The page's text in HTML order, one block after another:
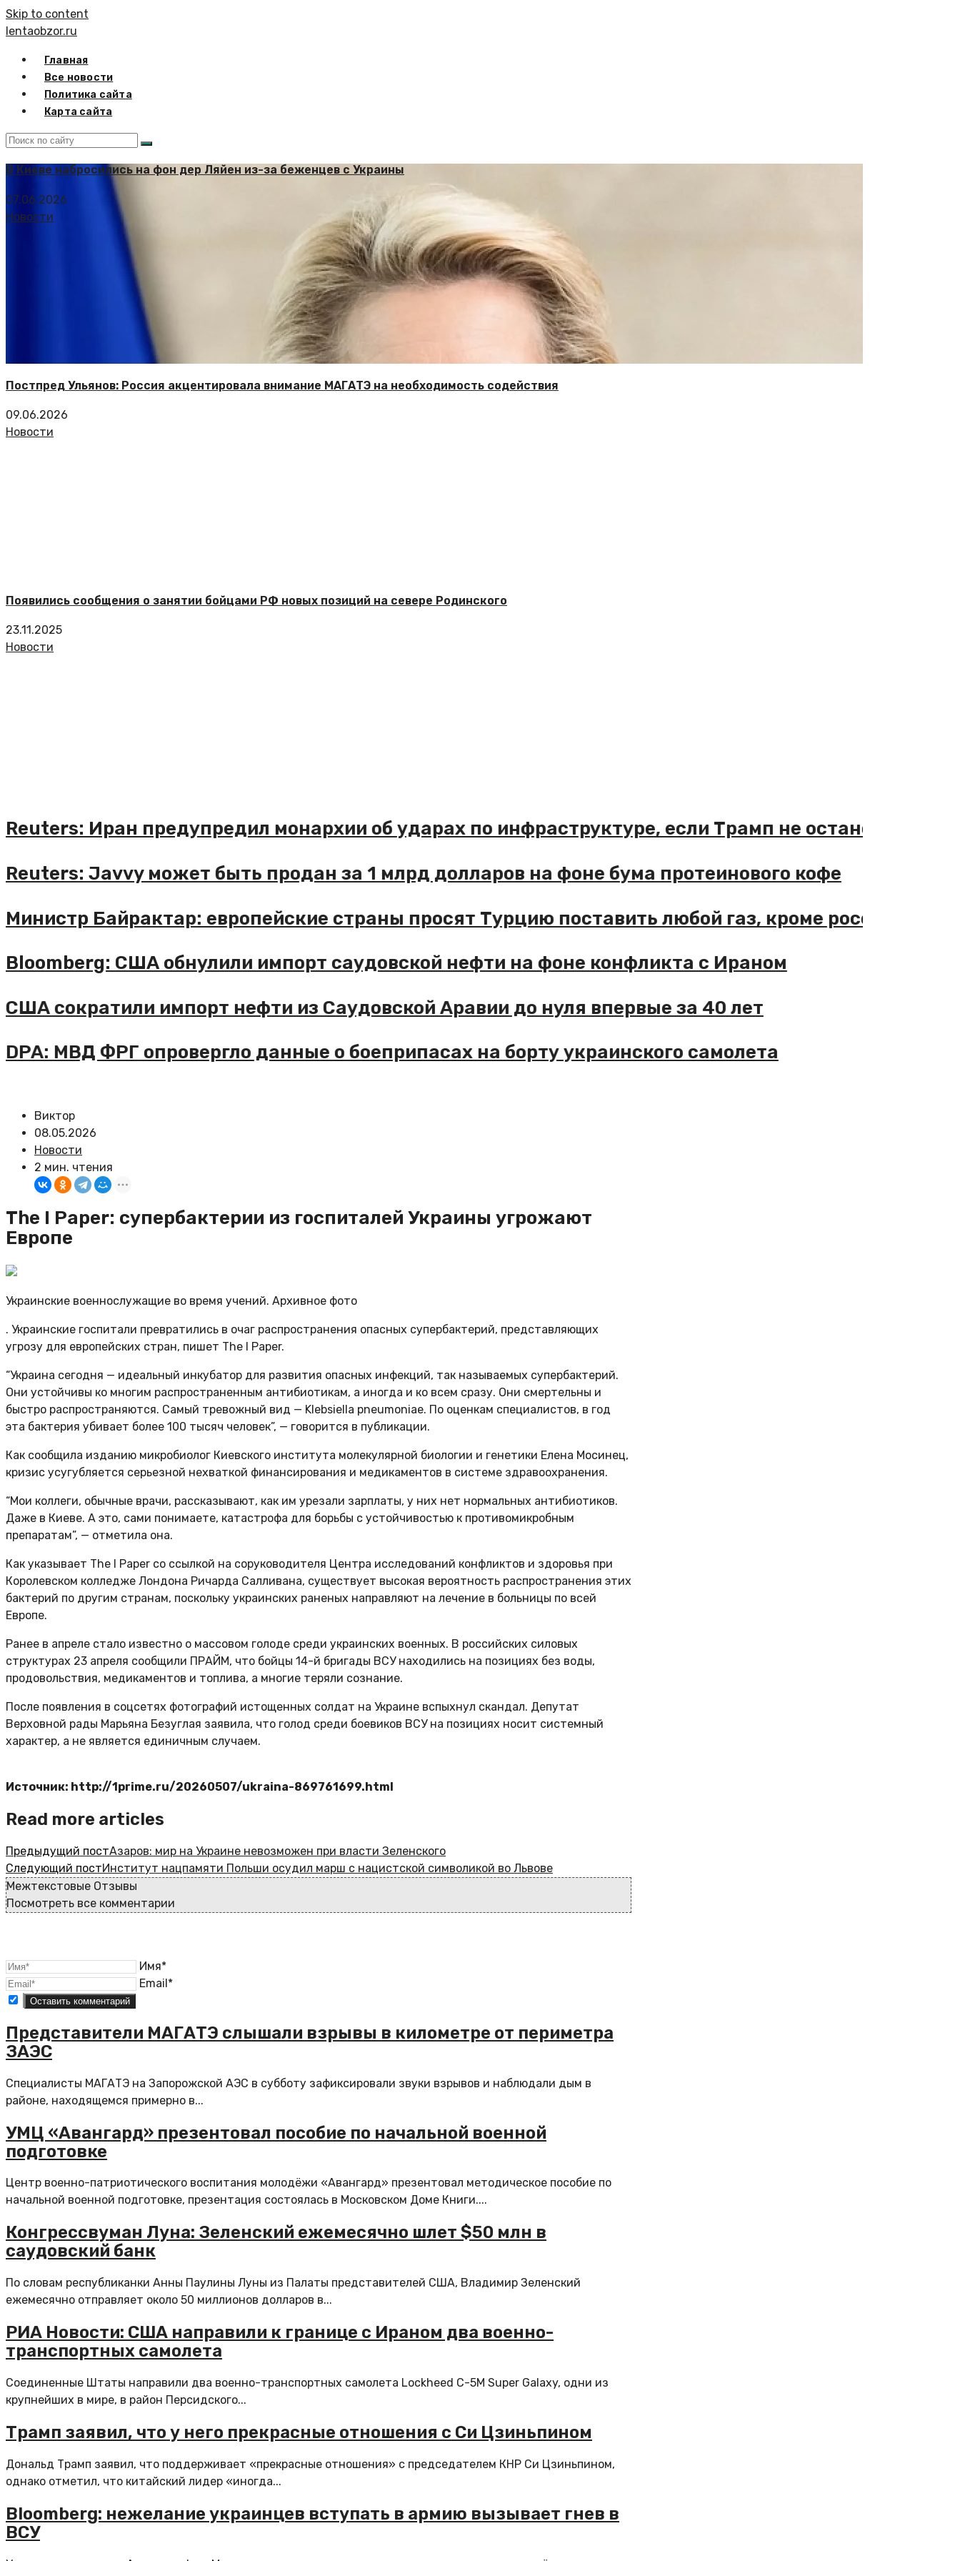
Skip to content
lentaobzor.ru
Главная
Все новости
Политика сайта
Карта сайта
В Киеве набросились на фон дер Ляйен из-за беженцев с Украины
07.06.2026
Новости
Постпред Ульянов: Россия акцентировала внимание МАГАТЭ на необходимость содействия
09.06.2026
Новости
Появились сообщения о занятии бойцами РФ новых позиций на севере Родинского
23.11.2025
Новости
Иран предупредил монархии об ударах по инфраструктуре, если Трамп не остановится
Javvy может быть продан за 1 млрд долларов на фоне бума протеинового кофе
Байрактар: европейские страны просят Турцию поставить любой газ, кроме российского
США обнулили импорт саудовской нефти на фоне конфликта с Ираном
сократили импорт нефти из Саудовской Аравии до нуля впервые за 40 лет
МВД ФРГ опровергло данные о боеприпасах на борту украинского самолета
Виктор
08.05.2026
Новости
2 мин. чтения
The I Paper: супербактерии из госпиталей Украины угрожают
Европе
Украинские военнослужащие во время учений. Архивное фото
. Украинские госпитали превратились в очаг распространения опасных супербактерий, представляющих
угрозу для европейских стран, пишет The I Paper.
“Украина сегодня — идеальный инкубатор для развития опасных инфекций, так называемых супербактерий.
Они устойчивы ко многим распространенным антибиотикам, а иногда и ко всем сразу. Они смертельны и
быстро распространяются. Самый тревожный вид — Klebsiella pneumoniae. По оценкам специалистов, в год
эта бактерия убивает более 100 тысяч человек”, — говорится в публикации.
Как сообщила изданию микробиолог Киевского института молекулярной биологии и генетики Елена Мосинец,
кризис усугубляется серьезной нехваткой финансирования и медикаментов в системе здравоохранения.
“Мои коллеги, обычные врачи, рассказывают, как им урезали зарплаты, у них нет нормальных антибиотиков.
Даже в Киеве. А это, сами понимаете, катастрофа для борьбы с устойчивостью к противомикробным
препаратам”, — отметила она.
Как указывает The I Paper со ссылкой на соруководителя Центра исследований конфликтов и здоровья при
Королевском колледже Лондона Ричарда Салливана, существует высокая вероятность распространения этих
бактерий по другим странам, поскольку украинских раненых направляют на лечение в больницы по всей
Европе.
Ранее в апреле стало известно о массовом голоде среди украинских военных. В российских силовых
структурах 23 апреля сообщили ПРАЙМ, что бойцы 14-й бригады ВСУ находились на позициях без воды,
продовольствия, медикаментов и топлива, а многие теряли сознание.
После появления в соцсетях фотографий истощенных солдат на Украине вспыхнул скандал. Депутат
Верховной рады Марьяна Безуглая заявила, что голод среди боевиков ВСУ на позициях носит системный
характер, а не является единичным случаем.
Источник: http://1prime.ru/20260507/ukraina-869761699.html
Read more articles
Предыдущий постАзаров: мир на Украине невозможен при власти Зеленского
Следующий постИнститут нацпамяти Польши осудил марш с нацистской символикой во Львове
Межтекстовые Отзывы
Посмотреть все комментарии
Имя*
Email*
Представители МАГАТЭ слышали взрывы в километре от периметра
ЗАЭС
Специалисты МАГАТЭ на Запорожской АЭС в субботу зафиксировали звуки взрывов и наблюдали дым в
районе, находящемся примерно в...
УМЦ «Авангард» презентовал пособие по начальной военной
подготовке
Центр военно-патриотического воспитания молодёжи «Авангард» презентовал методическое пособие по
начальной военной подготовке, презентация состоялась в Московском Доме Книги....
Конгрессвуман Луна: Зеленский ежемесячно шлет $50 млн в
саудовский банк
По словам республиканки Анны Паулины Луны из Палаты представителей США, Владимир Зеленский
ежемесячно отправляет около 50 миллионов долларов в...
РИА Новости: США направили к границе с Ираном два военно-
транспортных самолета
Соединенные Штаты направили два военно-транспортных самолета Lockheed C-5M Super Galaxy, одни из
крупнейших в мире, в район Персидского...
Трамп заявил, что у него прекрасные отношения с Си Цзиньпином
Дональд Трамп заявил, что поддерживает «прекрасные отношения» с председателем КНР Си Цзиньпином,
однако отметил, что китайский лидер «иногда...
Bloomberg: нежелание украинцев вступать в армию вызывает гнев в
ВСУ